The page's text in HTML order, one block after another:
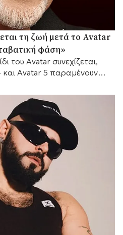
τη ζωή μετά το Avatar
φάση»
του Avatar συνεχίζεται,
και Avatar 5 παραμένουν